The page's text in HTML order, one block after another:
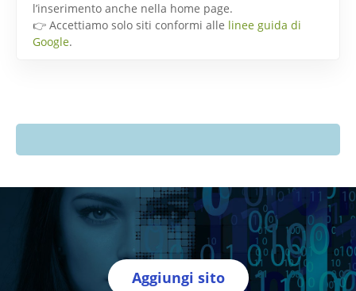
l’inserimento anche nella home page.
👉 Accettiamo solo siti conformi alle linee guida di
Google.
Aggiungi sito